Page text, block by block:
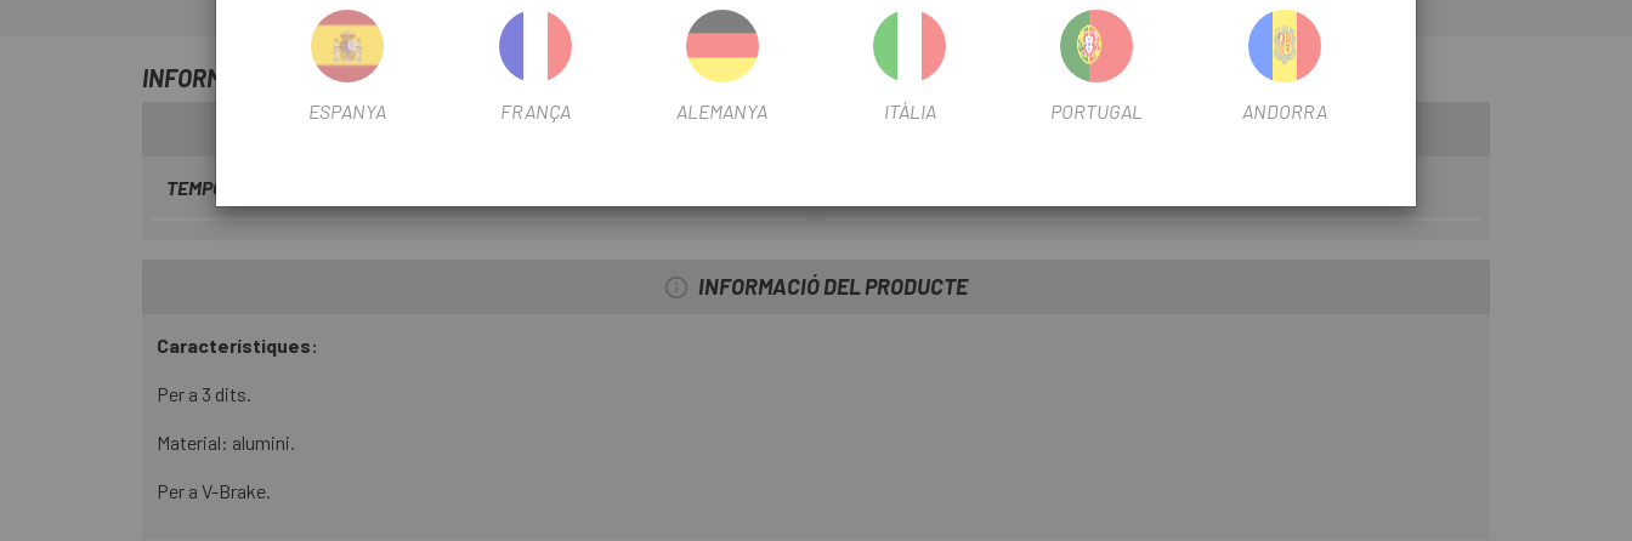
INFORMACIÓ SOBRE JOC DE MANETES DE FREN UNIVERSAL XLC BL-V04 PER A V-BRAKE
TEMPORADA
INFORMACIÓ DEL PRODUCTE
Característiques:
Per a 3 dits.
Material: alumini.
Per a V-Brake.
ESPANYA FRANÇA ALEMANYA ITÀLIA PORTUGAL ANDORRA